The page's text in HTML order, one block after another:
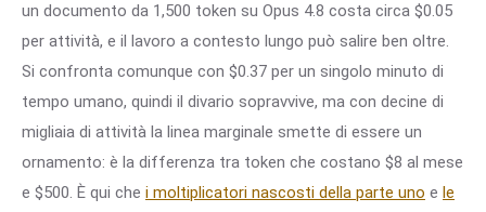
un documento da 1,500 token su Opus 4.8 costa circa $0.05
per attività, e il lavoro a contesto lungo può salire ben oltre.
Si confronta comunque con $0.37 per un singolo minuto di
tempo umano, quindi il divario sopravvive, ma con decine di
migliaia di attività la linea marginale smette di essere un
ornamento: è la differenza tra token che costano $8 al mese
e $500. È qui che i moltiplicatori nascosti della parte uno e le